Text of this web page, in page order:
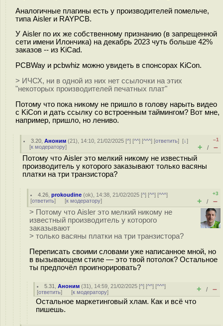
Аналогичные плагины есть у производителей помельче,
типа Aisler и RAYPCB.
У Aisler по их же собственному признанию (в запрещенной
сети имени Илончика) на декабрь 2023 чуть больше 42%
заказов -- из KiCad.
PCBWay и pcbwhiz можно увидеть в спонсорах KiCon.
> ИЧСХ, ни в одной из них нет ссылочки на этих
"некоторых производителей печатных плат"
Потому что пока никому не пришло в голову нарыть видео
с KiCon и дать ссылку со встроенным таймингом? Вот мне,
например, пришло, но лениво.
3.20 ,Аноним (21), 14:10, 21/02/2025 [^] [^^] [^^^] [ответить][↓]
[к модератору]
–1
+ / –
Потому что Aisler это мелкий никому не известный
производитель у которого заказывают только васяны
платки на три транзистора?
4.26 ,prokoudine (ok), 14:38, 21/02/2025 [^] [^^] [^^^]
[ответить] [к модератору]
+3
+ / –
> Потому что Aisler это мелкий никому не
известный производитель у которого
заказывают
> только васяны платки на три транзистора?
Переписать своими словами уже написанное мной, но
в вызывающем стиле — это твой потолок? Остальное
ты предпочёл проигнорировать?
5.31 ,Аноним (31), 14:59, 21/02/2025 [^] [^^] [^^^]
[ответить] [к модератору] + / –
Остальное маркетинговый хлам. Как и всё что
пишешь.